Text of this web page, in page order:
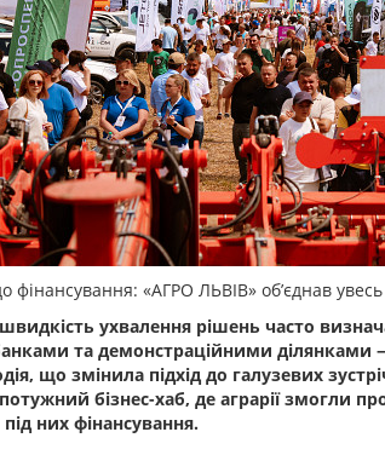
фінансування: «АГРО ЛЬВІВ» об’єднав
ухвалення рішень часто
та демонстраційними ділянками
що змінила підхід до галузевих
бізнес-хаб, де аграрії змогли
них фінансування.